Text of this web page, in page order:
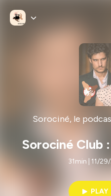
Sorociné, le
Sorociné Club
31min | 11/
PLAY